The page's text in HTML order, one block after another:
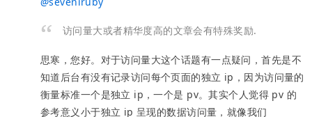
访问量大或者精华度高的文章会有特殊奖励.
思寒，您好。对于访问量大这个话题有一点疑问，首先是不
知道后台有没有记录访问每个页面的独立 ip，因为访问量的
衡量标准一个是独立 ip，一个是 pv。其实个人觉得 pv 的
参考意义小于独立 ip 呈现的数据访问量，就像我们